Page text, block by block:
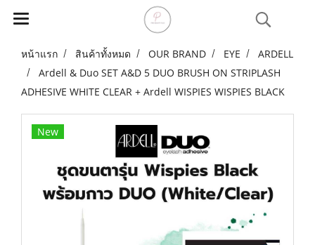
หน้าแรก สินค้าทั้งหมด OUR BRAND EYE
ARDELL
Ardell & Duo SET A&D 5 DUO BRUSH ON STRIPLASH
ADHESIVE WHITE CLEAR + Ardell WISPIES WISPIES BLACK
New